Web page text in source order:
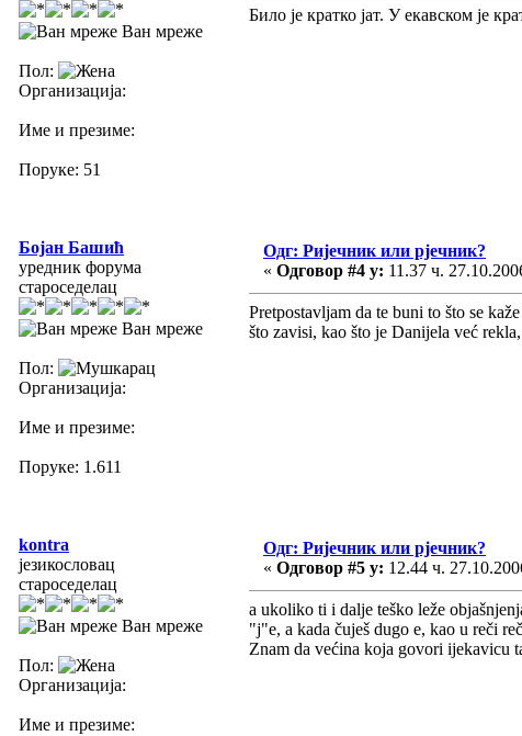
Ван мреже
Пол:
Организација:
Име и презиме:
Поруке: 51
Било је кратко јат. У екавском је
Бојан Башић
уредник форума
староседелац
Ван мреже
Пол:
Организација:
Име и презиме:
Поруке: 1.611
Одг: Ријечник или рјечник?
« Одговор #4 у: 11.37 ч.
Pretpostavljam da te buni to što se kaže
što zavisi, kao što je Danijela već
kontra
језикословац
староседелац
Ван мреже
Пол:
Организација:
Име и презиме:
Одг: Ријечник или рјечник?
« Одговор #5 у: 12.44 ч.
a ukoliko ti i dalje teško leže
"j"e, a kada čuješ dugo e, kao u reči
Znam da većina koja govori ijekavicu